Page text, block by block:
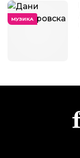
МУЗИКА